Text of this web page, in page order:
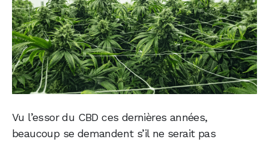
Vu l’essor du CBD ces dernières années,
beaucoup se demandent s’il ne serait pas